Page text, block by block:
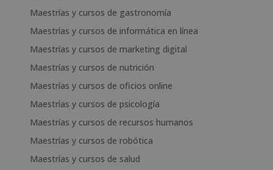
Maestrías y cursos de gastronomía
Maestrías y cursos de informática en línea
Maestrías y cursos de marketing digital
Maestrías y cursos de nutrición
Maestrías y cursos de oficios online
Maestrías y cursos de psicología
Maestrías y cursos de recursos humanos
Maestrías y cursos de robótica
Maestrías y cursos de salud